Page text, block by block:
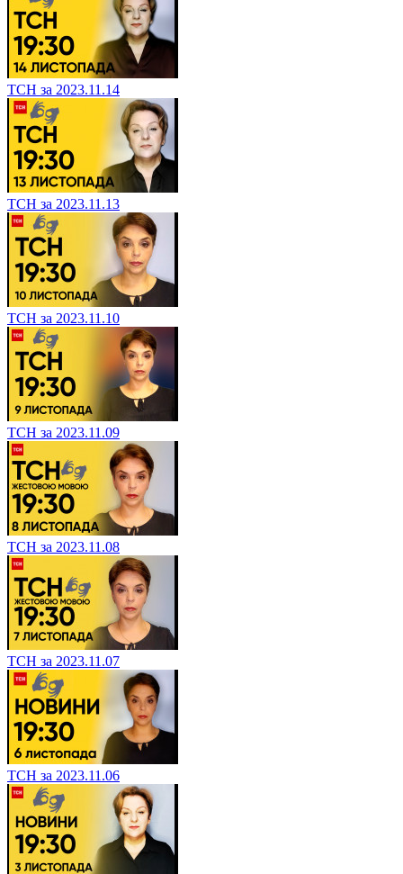
ТСН за 2023.11.14
ТСН за 2023.11.13
ТСН за 2023.11.10
ТСН за 2023.11.09
ТСН за 2023.11.08
ТСН за 2023.11.07
ТСН за 2023.11.06